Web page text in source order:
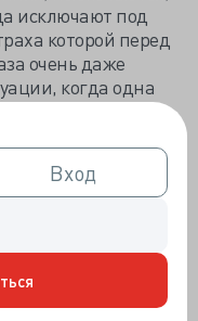
Вход
Вход
исключают под
которой перед
очень даже
когда одна
но запрещена
кроме Норвегии.
кроме
находится
ни от кого
можно
под индексом
опасным он от